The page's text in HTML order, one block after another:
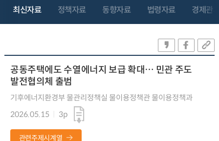
최신자료 정책자료 동향자료 법령자료 경제관
공동주택에도 수열에너지 보급 확대… 민관 주도
발전협의체 출범
기후에너지환경부 물관리정책실 물이용정책관 물이용정책과
2026.05.15
3p
관련주제시계열